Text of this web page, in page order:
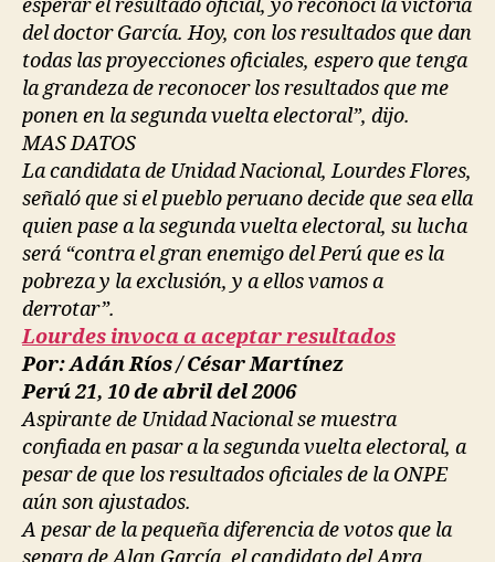
esperar el resultado oficial, yo reconocí la victoria
del doctor García. Hoy, con los resultados que dan
todas las proyecciones oficiales, espero que tenga
la grandeza de reconocer los resultados que me
ponen en la segunda vuelta electoral”, dijo.
MAS DATOS
La candidata de Unidad Nacional, Lourdes Flores,
señaló que si el pueblo peruano decide que sea ella
quien pase a la segunda vuelta electoral, su lucha
será “contra el gran enemigo del Perú que es la
pobreza y la exclusión, y a ellos vamos a
derrotar”.
Lourdes invoca a aceptar resultados
Por: Adán Ríos / César Martínez
Perú 21, 10 de abril del 2006
Aspirante de Unidad Nacional se muestra
confiada en pasar a la segunda vuelta electoral, a
pesar de que los resultados oficiales de la ONPE
aún son ajustados.
A pesar de la pequeña diferencia de votos que la